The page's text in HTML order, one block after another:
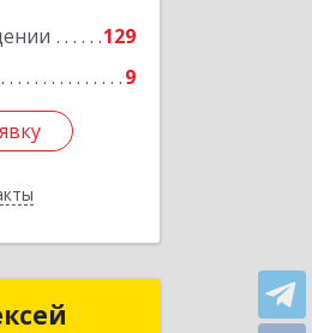
129
9
Подробнее
Алексей